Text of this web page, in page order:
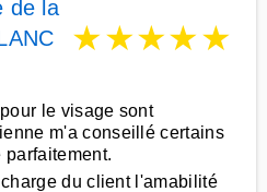
de la
★★★★★
le visage sont
m'a conseillé certains
parfaitement.
du client l'amabilité